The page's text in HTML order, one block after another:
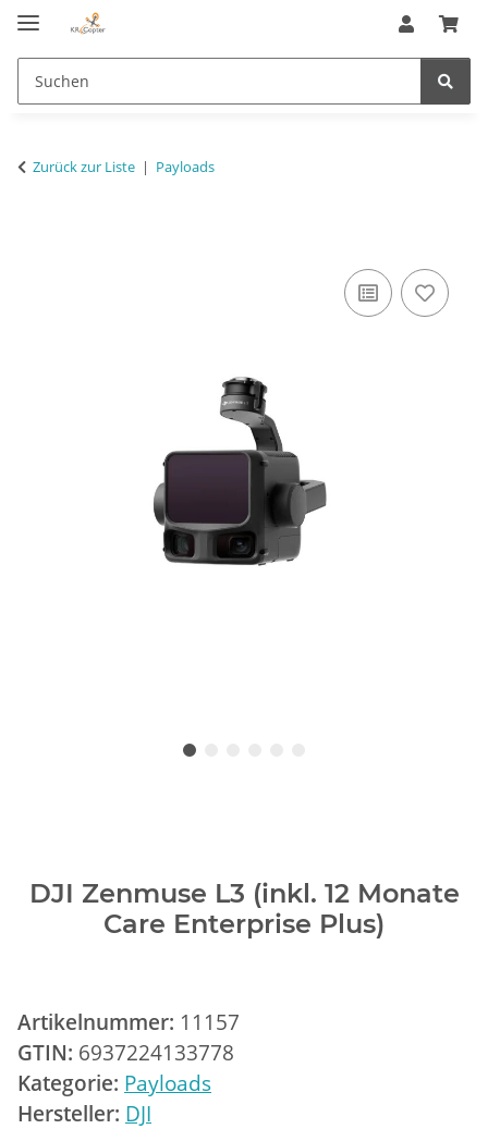
Zurück zur Liste Payloads
DJI Zenmuse L3 (inkl. 12 Monate
Care Enterprise Plus)
Artikelnummer: 11157
GTIN: 6937224133778
Kategorie: Payloads
Hersteller: DJI